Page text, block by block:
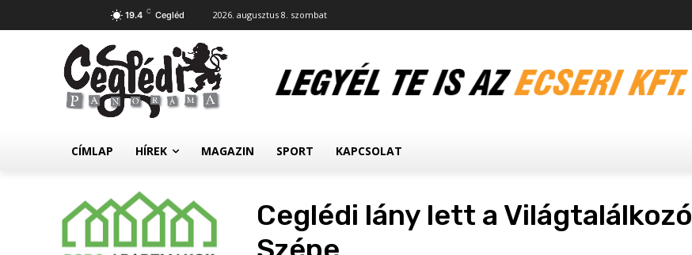
19.4 C Cegléd 2026. augusztus 8. szombat
CÍMLAP HÍREK MAGAZIN SPORT KAPCSOLAT
Ceglédi lány lett a Világtalálkozó